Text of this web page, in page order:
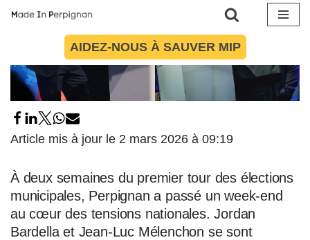
contenu
AIDEZ-NOUS À SAUVER MIP
Article mis à jour le 2 mars 2026 à 09:19
À deux semaines du premier tour des élections
municipales, Perpignan a passé un week-end
au cœur des tensions nationales. Jordan
Bardella et Jean-Luc Mélenchon se sont